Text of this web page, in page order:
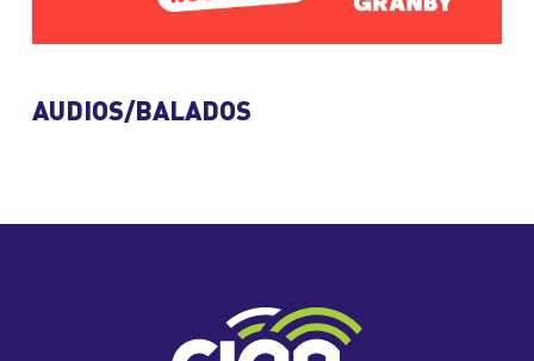
AUDIOS/BALADOS